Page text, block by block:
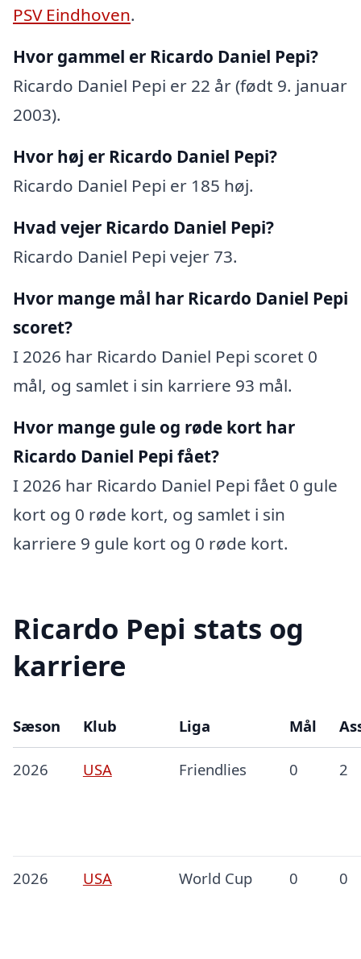
PSV Eindhoven.
Hvor gammel er Ricardo Daniel Pepi?
Ricardo Daniel Pepi er 22 år (født 9. januar
2003).
Hvor høj er Ricardo Daniel Pepi?
Ricardo Daniel Pepi er 185 høj.
Hvad vejer Ricardo Daniel Pepi?
Ricardo Daniel Pepi vejer 73.
Hvor mange mål har Ricardo Daniel Pepi
scoret?
I 2026 har Ricardo Daniel Pepi scoret 0
mål, og samlet i sin karriere 93 mål.
Hvor mange gule og røde kort har
Ricardo Daniel Pepi fået?
I 2026 har Ricardo Daniel Pepi fået 0 gule
kort og 0 røde kort, og samlet i sin
karriere 9 gule kort og 0 røde kort.
Ricardo Pepi stats og
karriere
Sæson Klub Liga Mål
2026 USA Friendlies 0 2
2026 USA World Cup 0 0